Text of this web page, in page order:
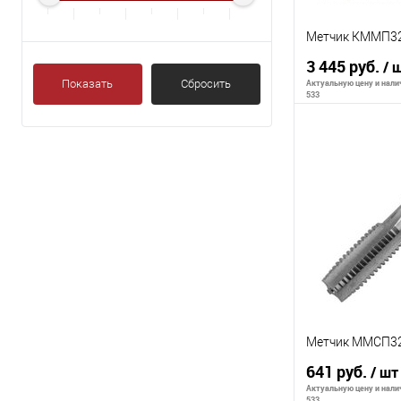
Показать Сбросить
Метчик
3 445 руб. /
Актуальную цену и
533
В
К сравнению
В избранное
Метчик
641 руб. / шт
Актуальную цену и